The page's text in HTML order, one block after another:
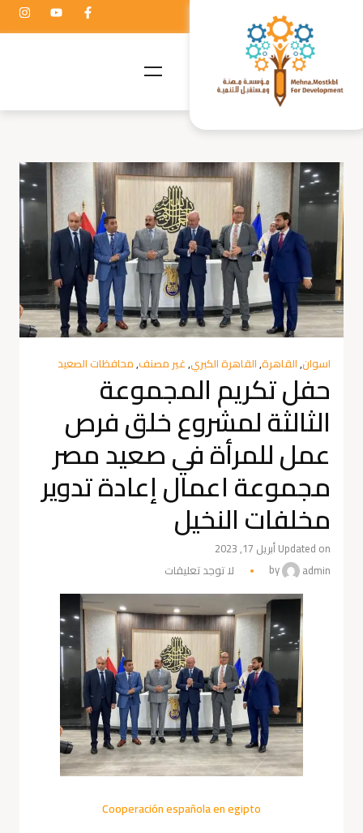
اسوان,القاهرة,القاهرة الكبري,غير مصنف,محافظات الصعيد
حفل تكريم المجموعة
الثالثة لمشروع خلق فرص
عمل للمرأة في صعيد مصر
مجموعة اعمال إعادة تدوير
مخلفات النخيل
Updated on أبريل 17, 2023
by
admin لا توجد تعليقات
Cooperación española en egipto